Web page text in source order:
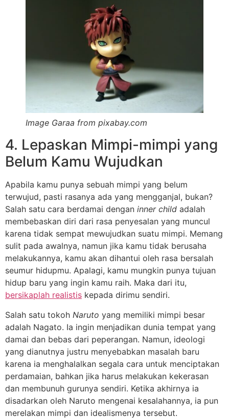
Image Garaa from pixabay.com
4. Lepaskan Mimpi-mimpi yang
Belum Kamu Wujudkan
Apabila kamu punya sebuah mimpi yang belum
terwujud, pasti rasanya ada yang mengganjal, bukan?
Salah satu cara berdamai dengan inner child adalah
membebaskan diri dari rasa penyesalan yang muncul
karena tidak sempat mewujudkan suatu mimpi. Memang
sulit pada awalnya, namun jika kamu tidak berusaha
melakukannya, kamu akan dihantui oleh rasa bersalah
seumur hidupmu. Apalagi, kamu mungkin punya tujuan
hidup baru yang ingin kamu raih. Maka dari itu,
bersikaplah realistis kepada dirimu sendiri.
Salah satu tokoh Naruto yang memiliki mimpi besar
adalah Nagato. Ia ingin menjadikan dunia tempat yang
damai dan bebas dari peperangan. Namun, ideologi
yang dianutnya justru menyebabkan masalah baru
karena ia menghalalkan segala cara untuk menciptakan
perdamaian, bahkan jika harus melakukan kekerasan
dan membunuh gurunya sendiri. Ketika akhirnya ia
disadarkan oleh Naruto mengenai kesalahannya, ia pun
merelakan mimpi dan idealismenya tersebut.